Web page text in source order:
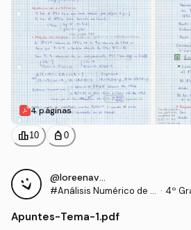
4 páginas
leaderboard10 personal_bag 0
@loreenavillalba
#Análisis Numérico de E
· 4º
Apuntes-Tema-1.pdf